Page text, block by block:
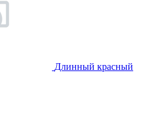
Длинный красный